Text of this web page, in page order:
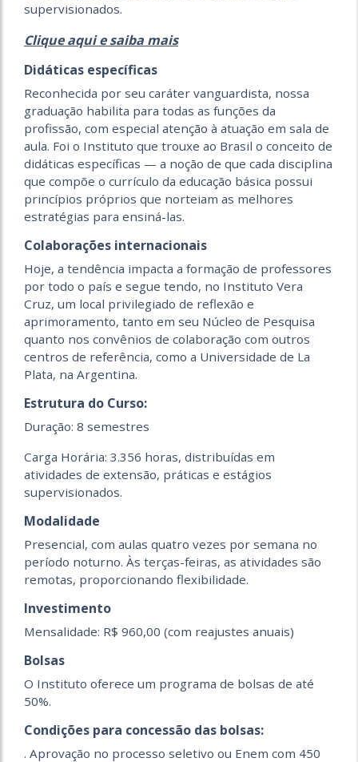
supervisionados.
Clique aqui e saiba mais
Didáticas específicas
Reconhecida por seu caráter vanguardista, nossa
graduação habilita para todas as funções da
profissão, com especial atenção à atuação em sala de
aula. Foi o Instituto que trouxe ao Brasil o conceito de
didáticas específicas — a noção de que cada disciplina
que compõe o currículo da educação básica possui
princípios próprios que norteiam as melhores
estratégias para ensiná-las.
Colaborações internacionais
Hoje, a tendência impacta a formação de professores
por todo o país e segue tendo, no Instituto Vera
Cruz, um local privilegiado de reflexão e
aprimoramento, tanto em seu Núcleo de Pesquisa
quanto nos convênios de colaboração com outros
centros de referência, como a Universidade de La
Plata, na Argentina.
Estrutura do Curso:
Duração: 8 semestres
Carga Horária: 3.356 horas, distribuídas em
atividades de extensão, práticas e estágios
supervisionados.
Modalidade
Presencial, com aulas quatro vezes por semana no
período noturno. Às terças-feiras, as atividades são
remotas, proporcionando flexibilidade.
Investimento
Mensalidade: R$ 960,00 (com reajustes anuais)
Bolsas
O Instituto oferece um programa de bolsas de até
50%.
Condições para concessão das bolsas:
. Aprovação no processo seletivo ou Enem com 450